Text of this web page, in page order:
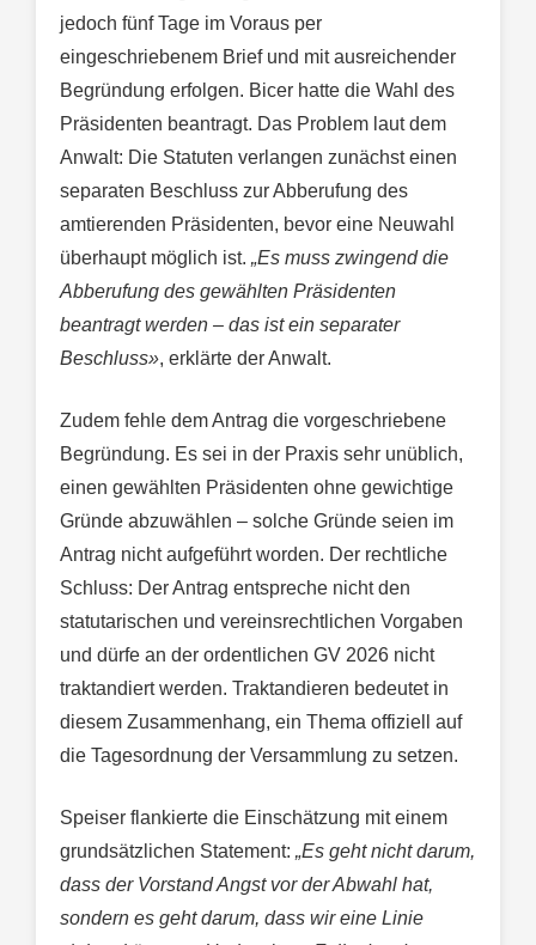
jedoch fünf Tage im Voraus per
eingeschriebenem Brief und mit ausreichender
Begründung erfolgen. Bicer hatte die Wahl des
Präsidenten beantragt. Das Problem laut dem
Anwalt: Die Statuten verlangen zunächst einen
separaten Beschluss zur Abberufung des
amtierenden Präsidenten, bevor eine Neuwahl
überhaupt möglich ist. „Es muss zwingend die
Abberufung des gewählten Präsidenten
beantragt werden – das ist ein separater
Beschluss», erklärte der Anwalt.
Zudem fehle dem Antrag die vorgeschriebene
Begründung. Es sei in der Praxis sehr unüblich,
einen gewählten Präsidenten ohne gewichtige
Gründe abzuwählen – solche Gründe seien im
Antrag nicht aufgeführt worden. Der rechtliche
Schluss: Der Antrag entspreche nicht den
statutarischen und vereinsrechtlichen Vorgaben
und dürfe an der ordentlichen GV 2026 nicht
traktandiert werden. Traktandieren bedeutet in
diesem Zusammenhang, ein Thema offiziell auf
die Tagesordnung der Versammlung zu setzen.
Speiser flankierte die Einschätzung mit einem
grundsätzlichen Statement: „Es geht nicht darum,
dass der Vorstand Angst vor der Abwahl hat,
sondern es geht darum, dass wir eine Linie